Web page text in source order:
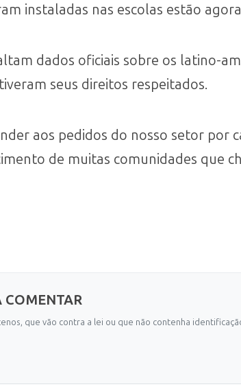
instaladas nas escolas estão
dados oficiais sobre os latino-
seus direitos respeitados.
aos pedidos do nosso setor por
de muitas comunidades que
COMENTAR
que vão contra a lei ou que não contenha